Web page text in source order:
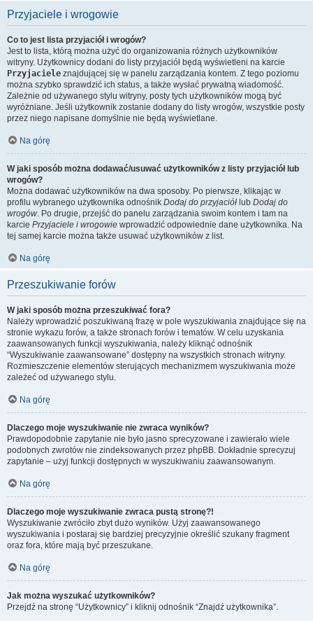
Przyjaciele i wrogowie
Co to jest lista przyjaciół i wrogów?
Jest to lista, którą można użyć do organizowania różnych użytkowników
witryny. Użytkownicy dodani do listy przyjaciół będą wyświetleni na karcie
Przyjaciele znajdującej się w panelu zarządzania kontem. Z tego poziomu
można szybko sprawdzić ich status, a także wysłać prywatną wiadomość.
Zależnie od używanego stylu witryny, posty tych użytkowników mogą być
wyróżniane. Jeśli użytkownik zostanie dodany do listy wrogów, wszystkie posty
przez niego napisane domyślnie nie będą wyświetlane.
Na górę
W jaki sposób można dodawać/usuwać użytkowników z listy przyjaciół lub
wrogów?
Można dodawać użytkowników na dwa sposoby. Po pierwsze, klikając w
profilu wybranego użytkownika odnośnik Dodaj do przyjaciół lub Dodaj do
wrogów. Po drugie, przejść do panelu zarządzania swoim kontem i tam na
karcie Przyjaciele i wrogowie wprowadzić odpowiednie dane użytkownika. Na
tej samej karcie można także usuwać użytkowników z list.
Na górę
Przeszukiwanie forów
W jaki sposób można przeszukiwać fora?
Należy wprowadzić poszukiwaną frazę w pole wyszukiwania znajdujące się na
stronie wykazu forów, a także stronach forów i tematów. W celu uzyskania
zaawansowanych funkcji wyszukiwania, należy kliknąć odnośnik
“Wyszukiwanie zaawansowane” dostępny na wszystkich stronach witryny.
Rozmieszczenie elementów sterujących mechanizmem wyszukiwania może
zależeć od używanego stylu.
Na górę
Dlaczego moje wyszukiwanie nie zwraca wyników?
Prawdopodobnie zapytanie nie było jasno sprecyzowane i zawierało wiele
podobnych zwrotów nie zindeksowanych przez phpBB. Dokładnie sprecyzuj
zapytanie – użyj funkcji dostępnych w wyszukiwaniu zaawansowanym.
Na górę
Dlaczego moje wyszukiwanie zwraca pustą stronę?!
Wyszukiwanie zwróciło zbyt dużo wyników. Użyj zaawansowanego
wyszukiwania i postaraj się bardziej precyzyjnie określić szukany fragment
oraz fora, które mają być przeszukane.
Na górę
Jak można wyszukać użytkowników?
Przejdź na stronę “Użytkownicy” i kliknij odnośnik “Znajdź użytkownika”.